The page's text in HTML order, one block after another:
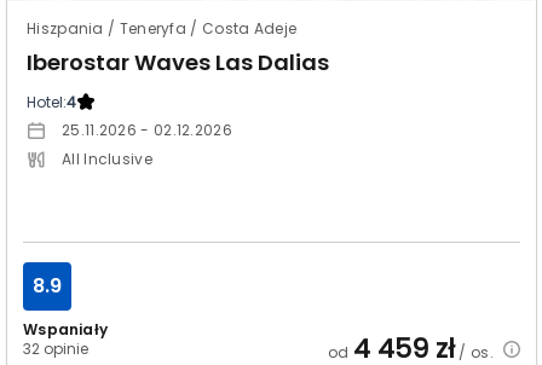
Hiszpania / Teneryfa / Costa Adeje
Iberostar Waves Las Dalias
Hotel:4
25.11.2026 - 02.12.2026
All Inclusive
Wspaniały
32 opinie
8.9
od 4 459 zł/ os.